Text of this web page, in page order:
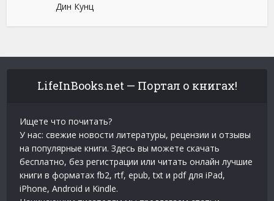
Дин Кунц
LifeInBooks.net — Портал о книгах!
Ищете что почитать?
У нас: свежие новости литературы, рецензии и отзывы
на популярные книги. Здесь вы можете скачать
бесплатно, без регистрации или читать онлайн лучшие
книги в форматах fb2, rtf, epub, txt и pdf для iPad,
iPhone, Android и Kindle.